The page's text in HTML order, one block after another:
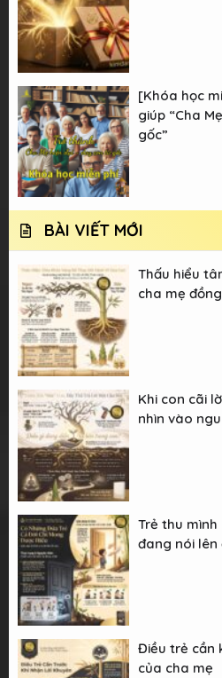
[Khóa học
giúp “Cha
gốc”
BÀI VIẾT MỚI
Thấu hiểu
cha mẹ
Khi con cãi
nhìn vào
Trẻ thu mình
đang nói lên
Điều trẻ cần
của cha mẹ